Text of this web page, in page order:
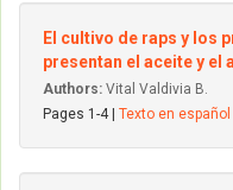
El cultivo de raps y los
presentan el aceite y el
Authors: Vital Valdivia B.
Pages 1-4 | Texto en español